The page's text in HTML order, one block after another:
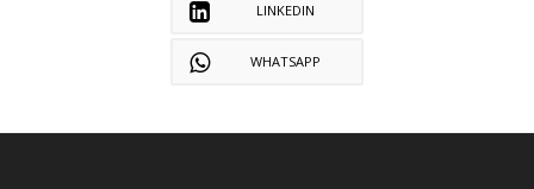
LINKEDIN
WHATSAPP